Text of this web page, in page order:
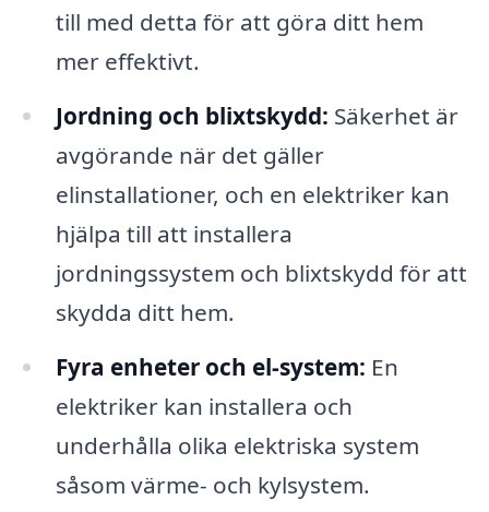
till med detta för att göra ditt hem
mer effektivt.
Jordning och blixtskydd: Säkerhet är
avgörande när det gäller
elinstallationer, och en elektriker kan
hjälpa till att installera
jordningssystem och blixtskydd för att
skydda ditt hem.
Fyra enheter och el-system: En
elektriker kan installera och
underhålla olika elektriska system
såsom värme- och kylsystem.